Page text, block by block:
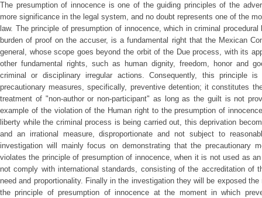
The presumption of innocence is one of the guiding principles of the
more significance in the legal system, and no doubt represents one of the
law. The principle of presumption of innocence, which in criminal
burden of proof on the accuser, is a fundamental right that the Mexican
general, whose scope goes beyond the orbit of the Due process, with its
other fundamental rights, such as human dignity, freedom, honor and
criminal or disciplinary irregular actions. Consequently, this principle
precautionary measures, specifically, preventive detention; it constitutes
treatment of "non-author or non-participant" as long as the guilt is not
example of the violation of the Human right to the presumption of
liberty while the criminal process is being carried out, this deprivation
and an irrational measure, disproportionate and not subject to
investigation will mainly focus on demonstrating that the precautionary
violates the principle of presumption of innocence, when it is not used as
not comply with international standards, consisting of the accreditation of
need and proportionality. Finally in the investigation they will be exposed
the principle of presumption of innocence at the moment in which